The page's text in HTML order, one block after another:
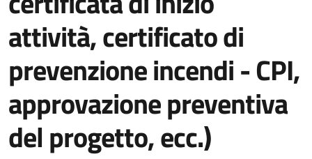
attività, certificato di
prevenzione incendi - CPI,
approvazione preventiva
del progetto, ecc.)